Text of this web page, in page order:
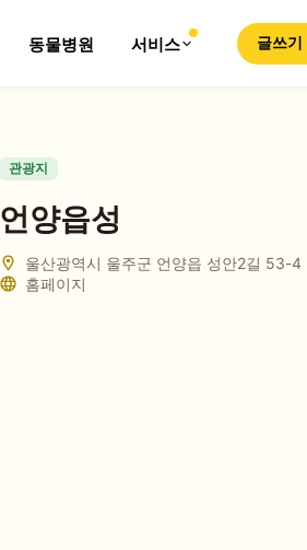
동물병원 서비스 글쓰기
관광지
언양읍성
울산광역시 울주군 언양읍 성안2길 53-4
홈페이지